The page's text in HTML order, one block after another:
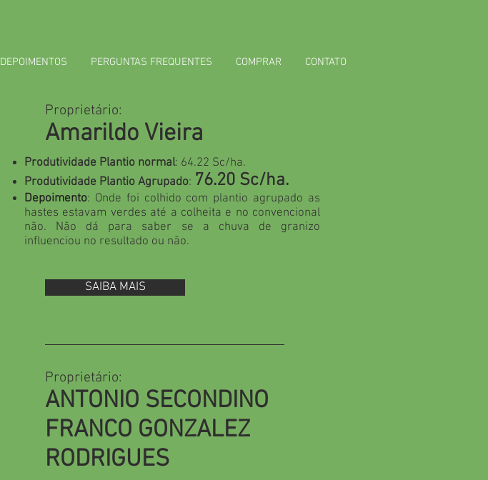
DEPOIMENTOS PERGUNTAS FREQUENTES COMPRAR CONTATO
Proprietário:
Amarildo Vieira
Produtividade Plantio normal: 64.22 Sc/ha.
Produtividade Plantio Agrupado: 76.20 Sc/ha.
Depoimento: Onde foi colhido com plantio agrupado as
hastes estavam verdes até a colheita e no convencional
não. Não dá para saber se a chuva de granizo
influenciou no resultado ou não.
SAIBA MAIS
Proprietário:
ANTONIO SECONDINO
FRANCO GONZALEZ
RODRIGUES